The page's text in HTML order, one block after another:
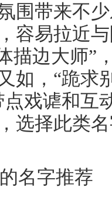
围带来不
容易拉近
描边大师”
如，“跪求
点戏谑和互
选择此类
名字推荐